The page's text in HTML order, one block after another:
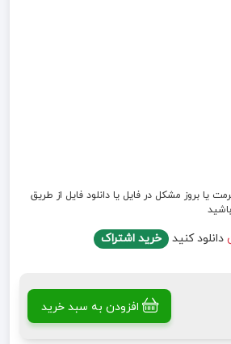
یا بروز مشکل در فایل یا دانلود فایل از طریق
دانلود کنید خرید اشتراک
افزودن به سبد خرید